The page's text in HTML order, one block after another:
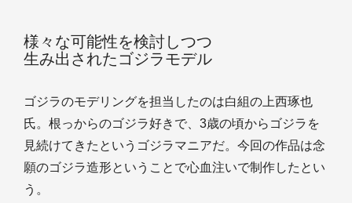
様々な可能性を検討しつつ
生み出されたゴジラモデル
ゴジラのモデリングを担当したのは白組の上西琢也
氏。根っからのゴジラ好きで、3歳の頃からゴジラを
見続けてきたというゴジラマニアだ。今回の作品は念
願のゴジラ造形ということで心血注いで制作したとい
う。